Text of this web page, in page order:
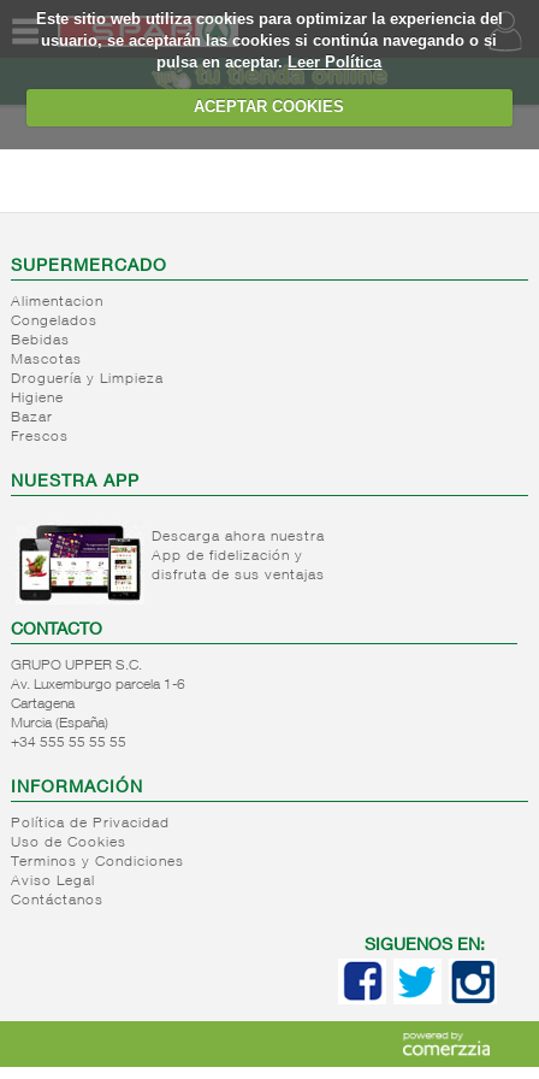
Este sitio web utiliza cookies para optimizar la experiencia del
usuario, se aceptarán las cookies si continúa navegando o si
pulsa en aceptar.Leer Política
ACEPTAR COOKIES
SOMOS
WEB
EJEMPLO
Comida
mejicana
Productos
rumanos
-
Productos
rumanos
Internacional
alimentacion
Internacional
refrescos
aliment
Internacional+
Internacional
desayuno
galletas
cereales
Internacional
reposteria/panaderia
Internacional
infusiones
cafe
Internacional
salsas
condimentos
+
Internacional
salsas
Internacional
condimentos
Internacional
conservas,
platos
ambiente
Internacional
Internacional
platos
Internacional
+
Internacional
varios
Internacional
alimentacion
refrigerada
+
Alimentacion
Internacional
quesos
quesos
clasificados
pls
no clasifi
SUPERMERCADO
Alimentacion
Congelados
Bebidas
Mascotas
Droguería y Limpieza
Higiene
Bazar
Frescos
NUESTRA APP
Descarga ahora nuestra
App de fidelización y
disfruta de sus ventajas
CONTACTO
GRUPO UPPER S.C.
Av. Luxemburgo parcela 1-6
Cartagena
Murcia (España)
+34 555 55 55 55
INFORMACIÓN
Política de Privacidad
Uso de Cookies
Terminos y Condiciones
Aviso Legal
Contáctanos
SIGUENOS EN: